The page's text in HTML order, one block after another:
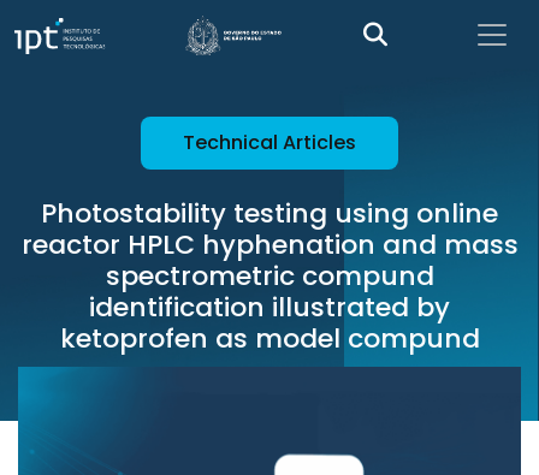
Technical Articles
Photostability testing using online
reactor HPLC hyphenation and mass
spectrometric compund
identification illustrated by
ketoprofen as model compund